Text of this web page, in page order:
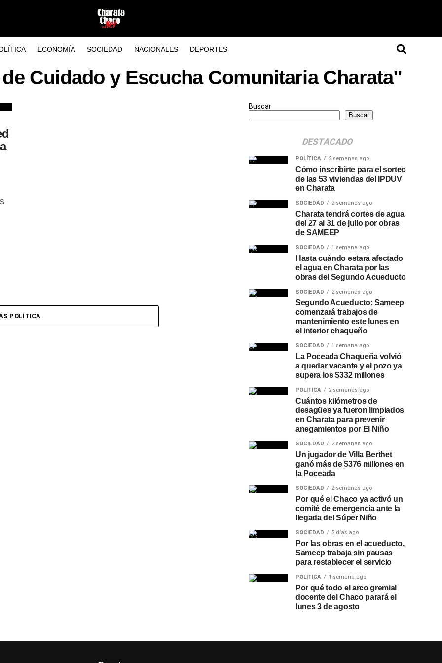
ECONOMÍA SOCIEDAD NACIONALES DEPORTES
Cuidado y Escucha Comunitaria Charata"
POLÍTICA
Buscar
Buscar
DESTACADO
POLÍTICA 2 semanas ago
Cómo inscribirte para el sorteo
de las 53 viviendas del IPDUV
en Charata
SOCIEDAD 2 semanas ago
Charata tendrá cortes de agua
del 27 al 31 de julio por obras
de SAMEEP
SOCIEDAD 1 semana ago
Hasta cuándo estará afectado
el agua en Charata por las
obras del Segundo Acueducto
SOCIEDAD 2 semanas ago
Segundo Acueducto: Sameep
comenzará trabajos de
mantenimiento este lunes en
el interior chaqueño
SOCIEDAD 1 semana ago
La Poceada Chaqueña volvió
a quedar vacante y el pozo ya
supera los $332 millones
POLÍTICA 2 semanas ago
Cuántos kilómetros de
desagües ya fueron limpiados
en Charata para prevenir
anegamientos por El Niño
SOCIEDAD 2 semanas ago
Un jugador de Villa Berthet
ganó más de $376 millones en
la Poceada
SOCIEDAD 2 semanas ago
Por qué el Chaco ya activó un
comité de emergencia ante la
llegada del Súper Niño
SOCIEDAD 5 días ago
Por las obras en el acueducto,
Sameep trabaja sin pausas
para restablecer el servicio
POLÍTICA 1 semana ago
Por qué todo el arco gremial
docente del Chaco parará el
lunes 3 de agosto